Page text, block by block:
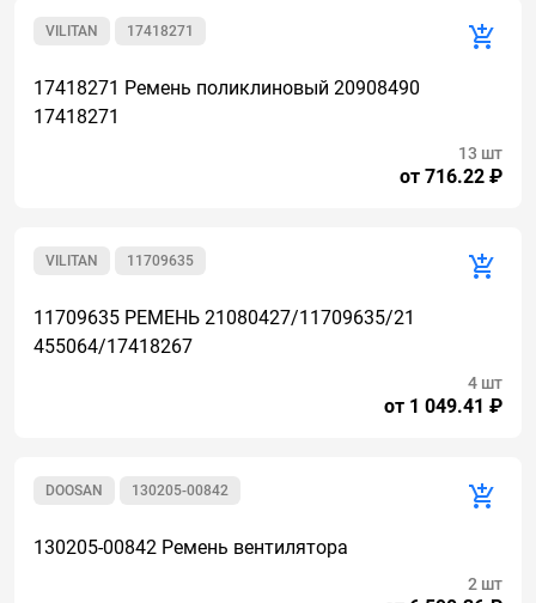
17418271
VILITAN
17418271 Ремень поликлиновый 20908490
17418271
от 716.22 ₽
13 шт
11709635
VILITAN
11709635 РЕМЕНЬ 21080427/11709635/21
455064/17418267
от 1 049.41 ₽
4 шт
130205-00842
DOOSAN
130205-00842 Ремень вентилятора
2 шт